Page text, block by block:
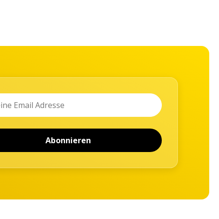
Abonnieren